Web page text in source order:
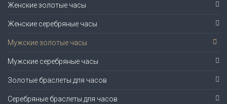
Женские золотые часы
Женские серебряные часы
Мужские золотые часы
Мужские серебряные часы
Золотые браслеты для часов
Серебряные браслеты для часов